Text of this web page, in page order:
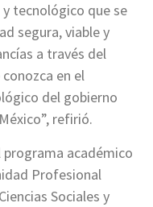
tecnológico que se
segura, viable y
a través del
en el
del gobierno
refirió.
académico
Profesional
Sociales y